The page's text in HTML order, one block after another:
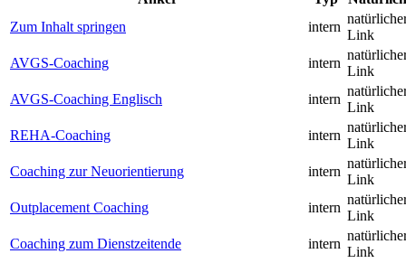
Zum Inhalt springen
intern
Link
AVGS-Coaching
intern
Link
AVGS-Coaching Englisch
intern
Link
REHA-Coaching
intern
Link
Coaching zur Neuorientierung
intern
Link
Outplacement Coaching
intern
Link
Coaching zum Dienstzeitende
intern
Link